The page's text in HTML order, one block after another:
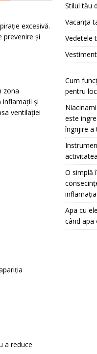
excesivă.
prevenire și
zona
inflamații și
ventilației
a reduce
Stilul tău
Vacanța
Vedetele
Cum
pentru
este
îngrijire a
activitatea
O simplă
Apa cu
când apa